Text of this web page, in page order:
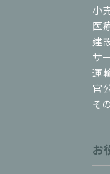
小
医
建
サ
運
官
そ
お